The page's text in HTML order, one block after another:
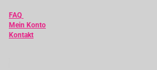
FAQ
Mein Konto
Kontakt